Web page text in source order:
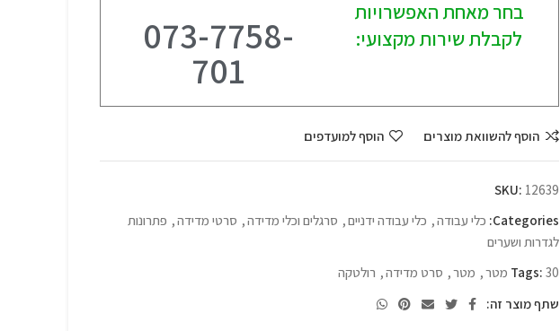
בחר מאחת האפשרויות
לקבלת שירות מקצועי:
073-7758-
701
הוסף להשוואת מוצרים הוסף למועדפים
SKU: 12639
Categories: כלי עבודה, כלי עבודה ידניים, סרגלים וכלי מדידה, סרטי מדידה, פתרונות
לגדרות ושערים
Tags: 30 מטר , מטר, סרט מדידה, רולטקה
שתף מוצר זה: